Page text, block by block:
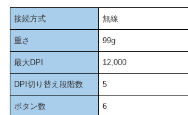
接続方式 無線
重さ 99g
最大DPI 12,000
DPI切り替え段階数 5
ボタン数 6